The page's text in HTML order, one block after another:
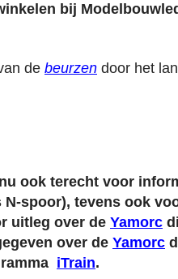
bij
de beurzen door het
ook terecht voor
N-spoor), tevens ook
uitleg over de Yamorc
over de Yamorc
iTrain.